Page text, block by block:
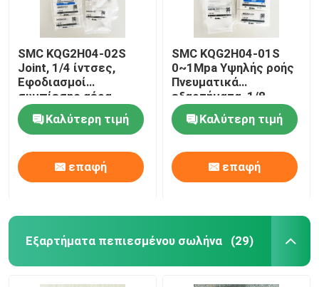
burkert βαλβίδα σωληνοειδών
Ηλεκτρομαγνητική βαλβίδα Festo
Κενό φλυτζάνι αναρρόφησης
SMC KQG2H04-02S
Joint, 1/4 ίντσες,
Εφοδιασμοί
συμπίεσης αέρα,
SS316
Καλύτερη τιμή
επαφή
SMC KQG2H04-01S
0~1Mpa Υψηλής ροής
Πνευματικά
εξαρτήματα, 1/8
ιντσών
Καλύτερη τιμή
επαφή
Εξαρτήματα πεπιεσμένου σωλήνα (29)